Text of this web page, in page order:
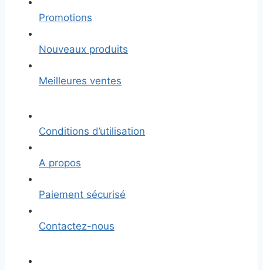
Promotions
Nouveaux produits
Meilleures ventes
Conditions d’utilisation
A propos
Paiement sécurisé
Contactez-nous